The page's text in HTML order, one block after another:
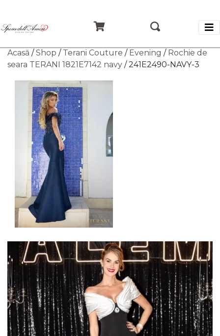
Acasă /Shop / Terani Couture / Evening / Rochie de
seara TERANI 1821E7142 navy / 241E2490-NAVY-3